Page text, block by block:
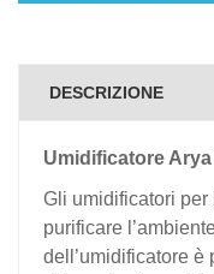
DESCRIZIONE
Umidificatore
Gli umidificatori
purificare
dell’umidificatore è